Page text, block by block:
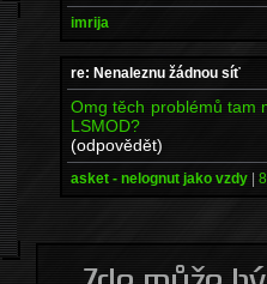
imrija
re: Nenaleznu žádnou síť
Omg těch problémů tam
LSMOD?
(odpovědět)
asket - nelognut jako vzdy |